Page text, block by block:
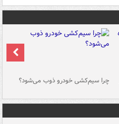
چرا سیم‌کشی خودرو ذوب می‌شود؟